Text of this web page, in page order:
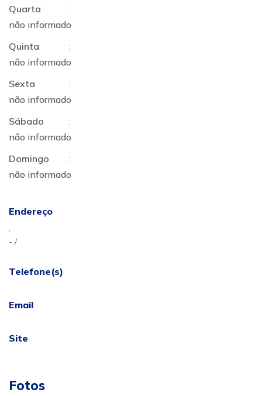
Quarta
:
não informado
Quinta
:
não informado
Sexta
:
não informado
Sábado
:
não informado
Domingo
:
não informado
Endereço
,
- /
Telefone(s)
Email
Site
Fotos